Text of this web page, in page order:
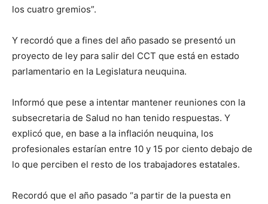
los cuatro gremios”.
Y recordó que a fines del año pasado se presentó un
proyecto de ley para salir del CCT que está en estado
parlamentario en la Legislatura neuquina.
Informó que pese a intentar mantener reuniones con la
subsecretaria de Salud no han tenido respuestas. Y
explicó que, en base a la inflación neuquina, los
profesionales estarían entre 10 y 15 por ciento debajo de
lo que perciben el resto de los trabajadores estatales.
Recordó que el año pasado “a partir de la puesta en